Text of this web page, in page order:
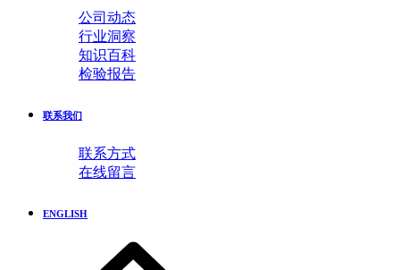
公司动态
行业洞察
知识百科
检验报告
联系我们
联系方式
在线留言
ENGLISH